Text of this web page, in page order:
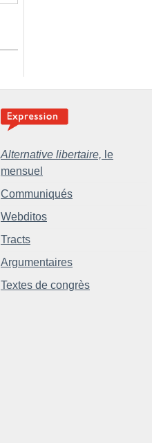
Alternative libertaire, le
mensuel
Communiqués
Webditos
Tracts
Argumentaires
Textes de congrès